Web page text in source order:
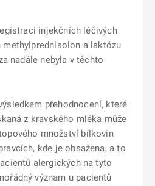
injekčních léčivých
a laktózu
nadále nebyla v těchto
přehodnocení, které
z kravského mléka může
množství bílkovin
kde je obsažena, a to
alergických na tyto
význam u pacientů